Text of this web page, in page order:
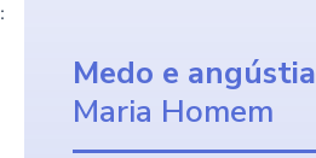
:
Medo e angústia
Maria Homem